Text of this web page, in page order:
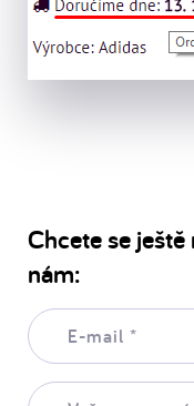
Chcete se
nám:
E-
mail:
Vaše